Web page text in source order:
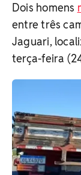
Dois homens
entre três
Jaguari,
terça-feira